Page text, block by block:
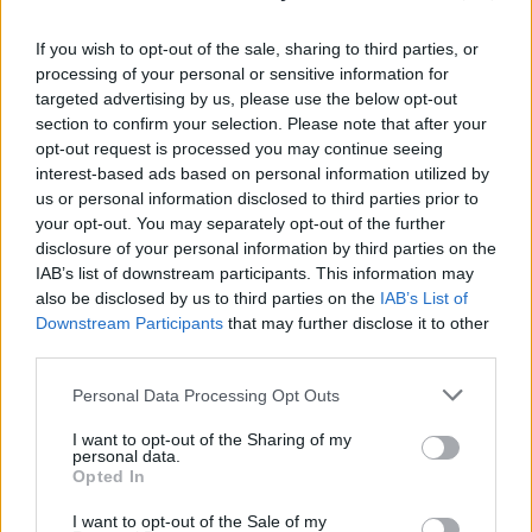
If you wish to opt-out of the sale, sharing to third parties, or
processing of your personal or sensitive information for
targeted advertising by us, please use the below opt-out
section to confirm your selection. Please note that after your
opt-out request is processed you may continue seeing
interest-based ads based on personal information utilized by
us or personal information disclosed to third parties prior to
your opt-out. You may separately opt-out of the further
disclosure of your personal information by third parties on the
IAB’s list of downstream participants. This information may
also be disclosed by us to third parties on the IAB’s List of
Downstream Participants that may further disclose it to other
Personal Data Processing Opt Outs
I want to opt-out of the Sharing of my
personal data.
Opted In
I want to opt-out of the Sale of my
più facile, rispetto al passato.
«Le economie mature avanzate concorrono
sempre di più per attrarre i talenti migliori, il cui
valore rappresenta uno degli elementi chiave
della crescita e dello sviluppo di un territorio –
aggiunge Rosina – l’analisi proposta nel nuovo
Rapporto Giovani ha confermato e ulteriormente
evidenziato il paradosso dell’Italia: meno giovani
una maggiore percezione della scarsa attrattività
del proprio paese». La maggioranza dei giovani
italiani è convinto di poter costruire meglio il